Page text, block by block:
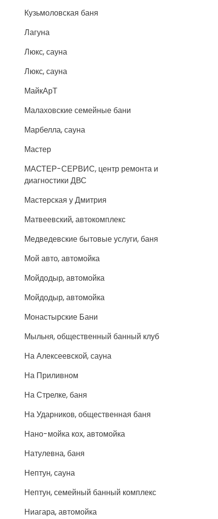
Кузьмоловская баня
Лагуна
Люкс, сауна
Люкс, сауна
МайкАрТ
Малаховские семейные бани
Марбелла, сауна
Мастер
МАСТЕР-СЕРВИС, центр ремонта и
диагностики ДВС
Мастерская у Дмитрия
Матвеевский, автокомплекс
Медведевские бытовые услуги, баня
Мой авто, автомойка
Мойдодыр, автомойка
Мойдодыр, автомойка
Монастырские Бани
Мыльня, общественный банный клуб
На Алексеевской, сауна
На Приливном
На Стрелке, баня
На Ударников, общественная баня
Нано-мойка кох, автомойка
Натулевна, баня
Нептун, сауна
Нептун, семейный банный комплекс
Ниагара, автомойка